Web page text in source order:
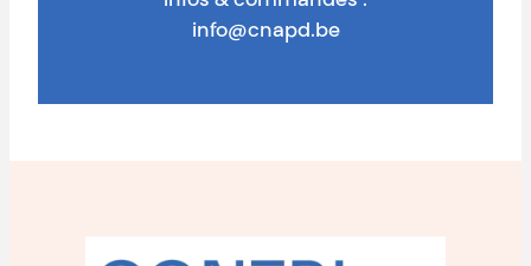
info@cnapd.be